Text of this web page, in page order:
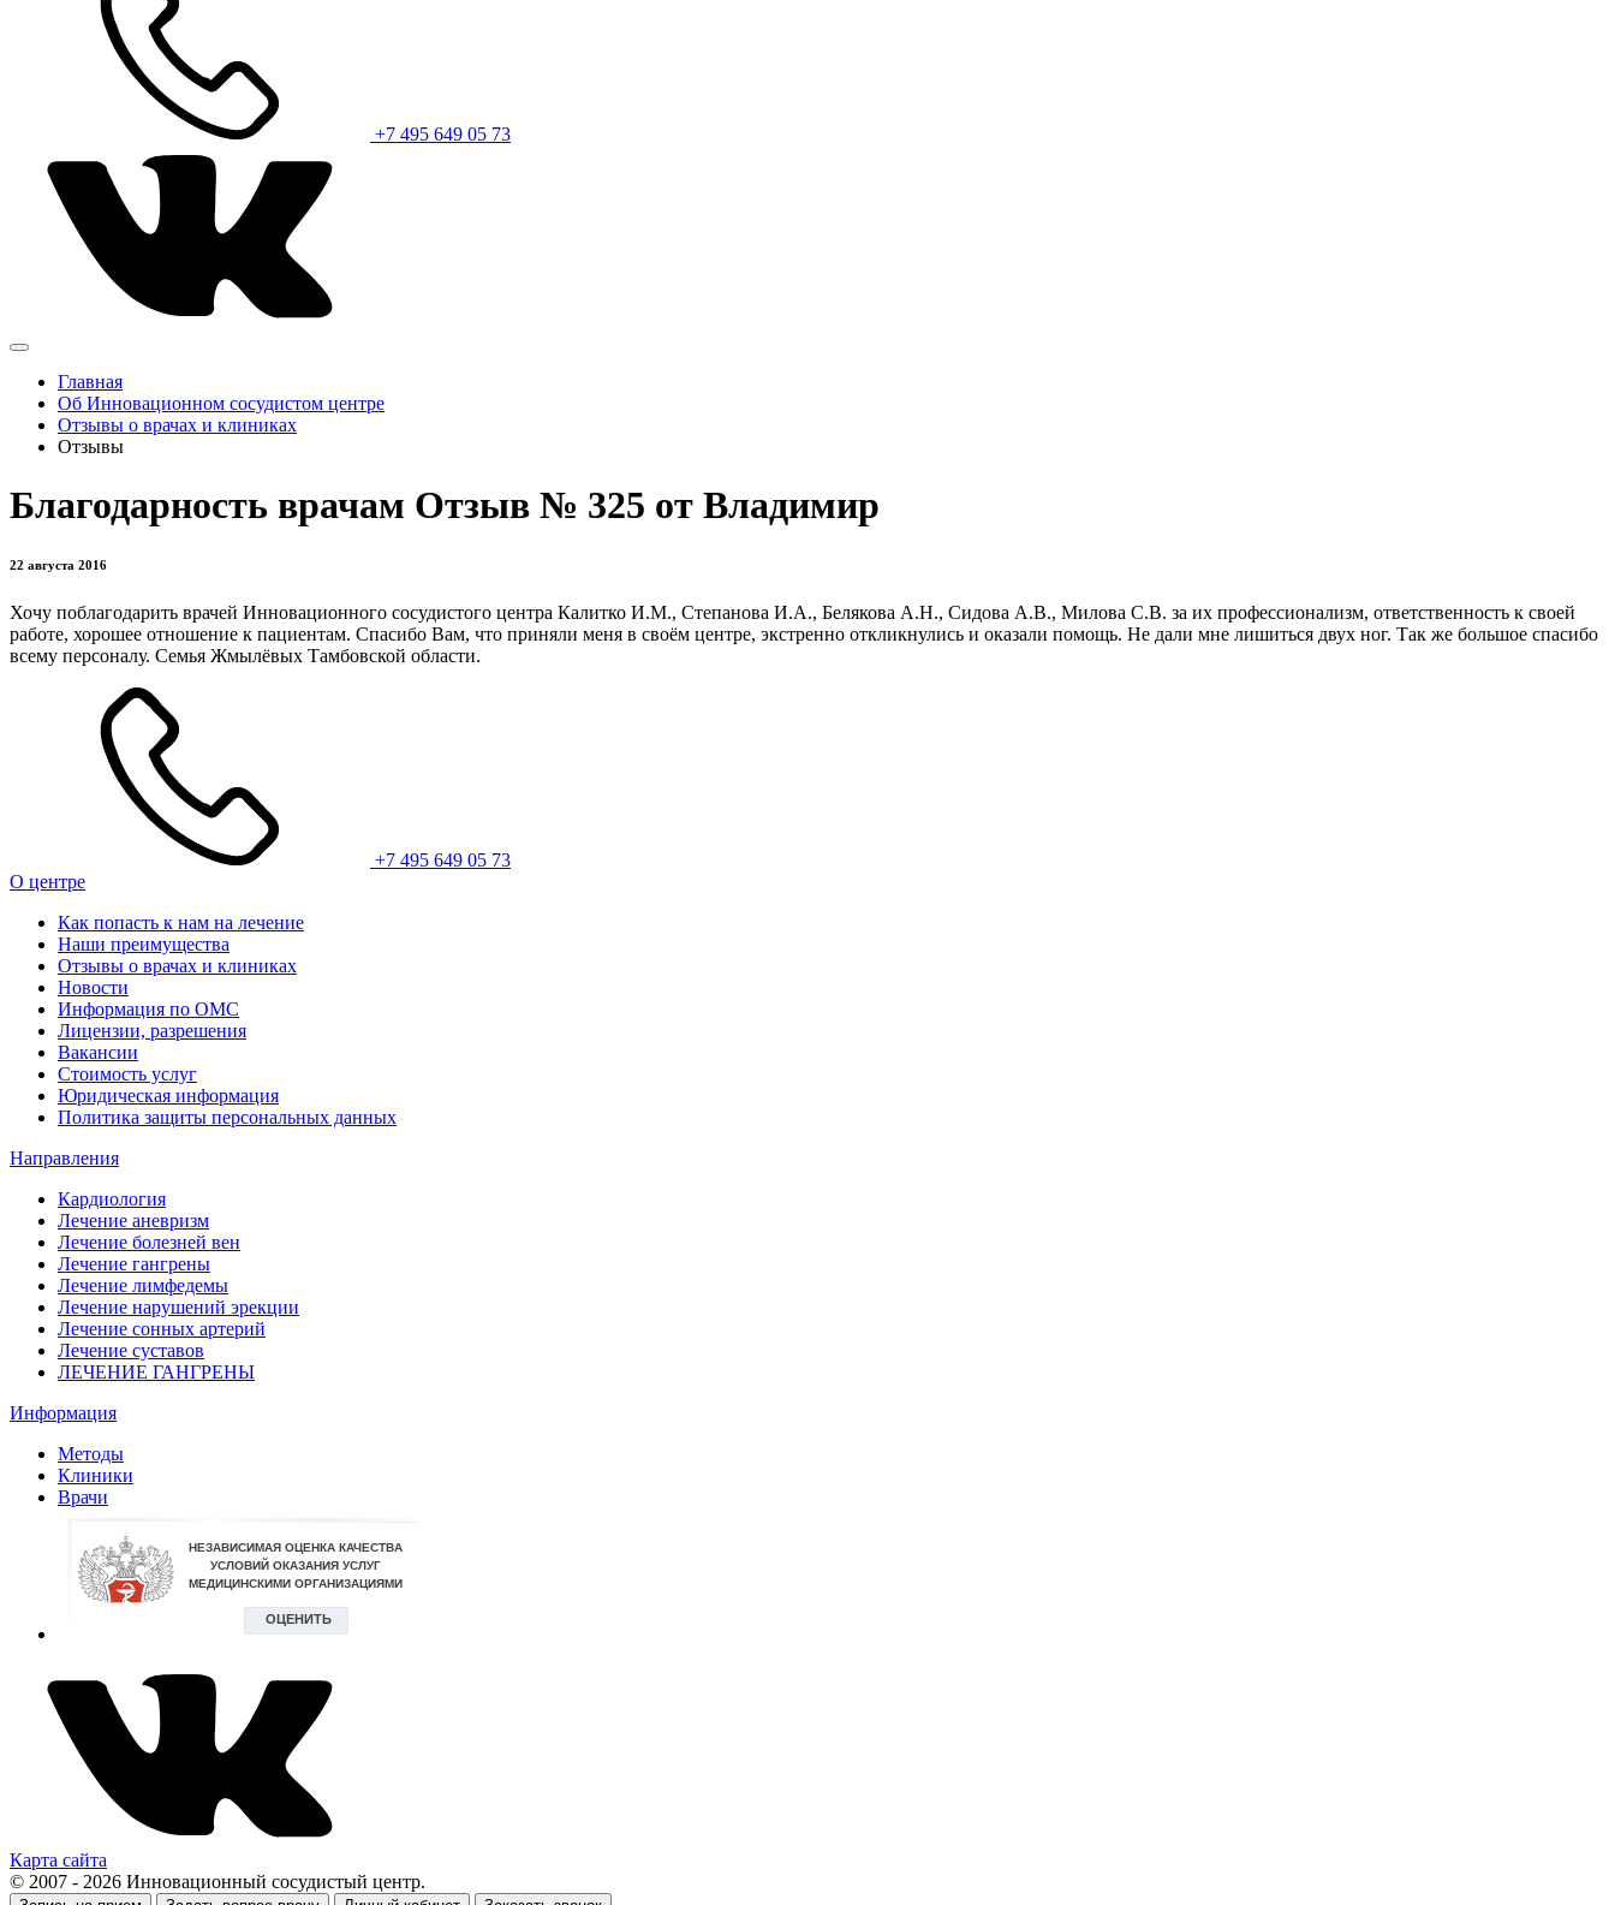
+7 495 649 05 73
Главная
Об Инновационном сосудистом центре
Отзывы о врачах и клиниках
Отзывы
Благодарность врачам Отзыв № 325 от Владимир
22 августа 2016
Хочу поблагодарить врачей Инновационного сосудистого центра Калитко И.М., Степанова И.А., Белякова А.Н., Сидова А.В., Милова С.В. за их профессионализм, ответственность к своей
работе, хорошее отношение к пациентам. Спасибо Вам, что приняли меня в своём центре, экстренно откликнулись и оказали помощь. Не дали мне лишиться двух ног. Так же большое спасибо
всему персоналу. Семья Жмылёвых Тамбовской области.
+7 495 649 05 73
О центре
Как попасть к нам на лечение
Наши преимущества
Отзывы о врачах и клиниках
Новости
Информация по ОМС
Лицензии, разрешения
Вакансии
Стоимость услуг
Юридическая информация
Политика защиты персональных данных
Направления
Кардиология
Лечение аневризм
Лечение болезней вен
Лечение гангрены
Лечение лимфедемы
Лечение нарушений эрекции
Лечение сонных артерий
Лечение суставов
ЛЕЧЕНИЕ ГАНГРЕНЫ
Информация
Методы
Клиники
Врачи
Карта сайта
© 2007 - 2026 Инновационный сосудистый центр.